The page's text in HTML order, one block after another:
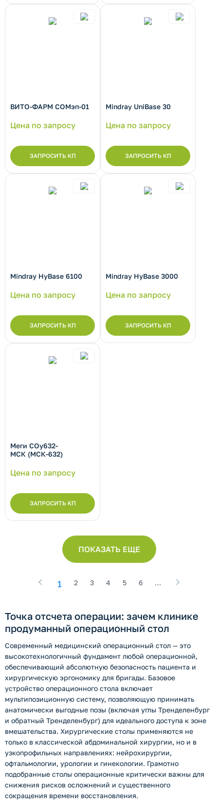
развернуть категорию
развернуть категорию
развернуть категорию
ВИТО-ФАРМ СОМэп-01
Цена по запросу
ЗАПРОСИТЬ КП
Mindray UniBase 30
Цена по запросу
ЗАПРОСИТЬ КП
Mindray HyBase 6100
Цена по запросу
ЗАПРОСИТЬ КП
Mindray HyBase 3000
Цена по запросу
ЗАПРОСИТЬ КП
Меги СОу632-
МСК (МСК-632)
Цена по запросу
ЗАПРОСИТЬ КП
ПОКАЗАТЬ ЕЩЕ
1 2 3 4 5 6 …
Точка отсчета операции: зачем клинике
продуманный операционный стол
Современный медицинский операционный стол — это
высокотехнологичный фундамент любой операционной,
обеспечивающий абсолютную безопасность пациента и
хирургическую эргономику для бригады. Базовое
устройство операционного стола включает
мультипозиционную систему, позволяющую принимать
анатомически выгодные позы (включая углы Тренделенбург
и обратный Тренделенбург) для идеального доступа к зоне
вмешательства. Хирургические столы применяются не
только в классической абдоминальной хирургии, но и в
узкопрофильных направлениях: нейрохирургии,
офтальмологии, урологии и гинекологии. Грамотно
подобранные столы операционные критически важны для
снижения рисков осложнений и существенного
сокращения времени восстановления.